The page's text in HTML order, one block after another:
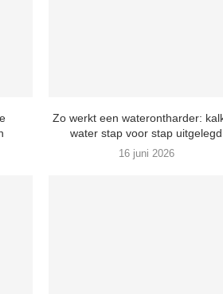
Zo werkt een waterontharder:
water stap voor stap uitgelegd
16 juni 2026